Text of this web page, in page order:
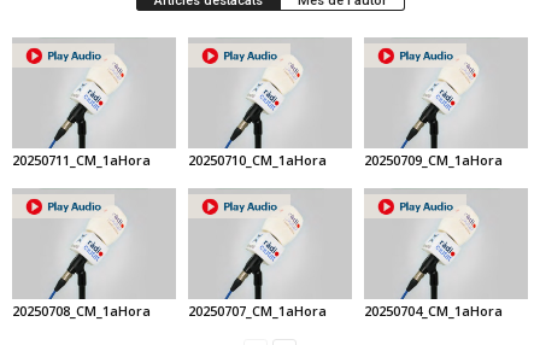
20250711_CM_1aHora 20250710_CM_1aHora 20250709_CM_1aHora
20250708_CM_1aHora 20250707_CM_1aHora 20250704_CM_1aHora